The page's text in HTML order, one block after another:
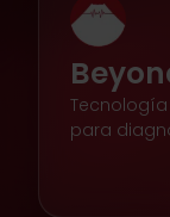
para